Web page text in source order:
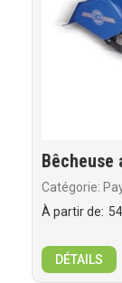
Catégorie:
À partir de:
DÉTAILS